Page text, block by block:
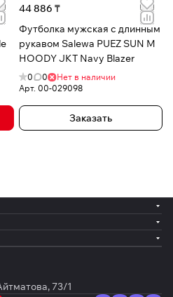
44 886 ₸
Футболка мужская с длинным
рукавом Salewa PUEZ SUN M
HOODY JKT Navy Blazer
0 0
Нет в наличии
Арт. 00-029098
Заказать
73/1